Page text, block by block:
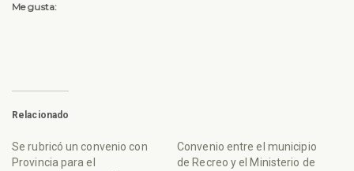
Me gusta:
Relacionado
Se rubricó un convenio con
Provincia para el
Convenio entre el municipio
de Recreo y el Ministerio de